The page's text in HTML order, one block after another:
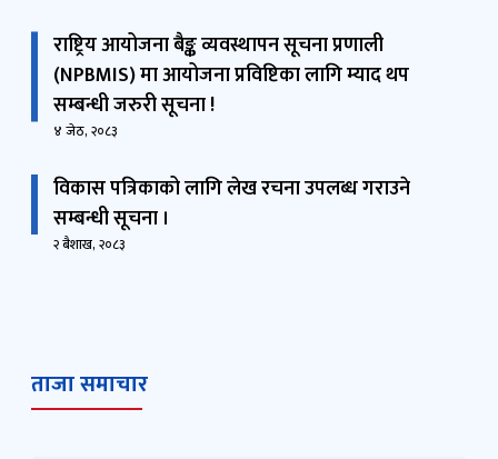
डा. घनश्याम उपाध्याय
अर्थ सचिव एवम् पदेन सदस्य
सदस्य सचिव
+977014211132
राष्ट्रिय आयोजना बैङ्क व्यवस्थापन सूचना प्रणाली
(NPBMIS) मा आयोजना प्रविष्टिका लागि म्याद थप
सम्बन्धी जरुरी सूचना !
४ जेठ, २०८३
विकास पत्रिकाको लागि लेख रचना उपलब्ध गराउने
सम्बन्धी सूचना ।
२ बैशाख, २०८३
ताजा समाचार